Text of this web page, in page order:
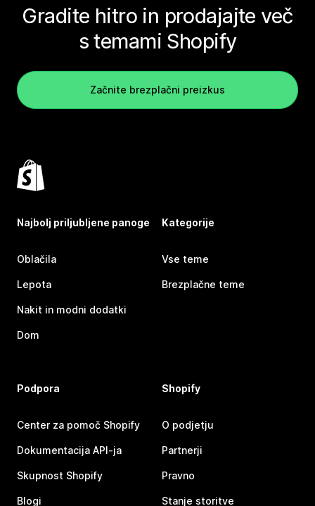
Gradite hitro in prodajajte več
s temami Shopify
Začnite brezplačni preizkus
Najbolj priljubljene panoge
Oblačila
Lepota
Nakit in modni dodatki
Dom
Kategorije
Vse teme
Brezplačne teme
Podpora
Center za pomoč Shopify
Dokumentacija API-ja
Skupnost Shopify
Blogi
Shopify
O podjetju
Partnerji
Pravno
Stanje storitve